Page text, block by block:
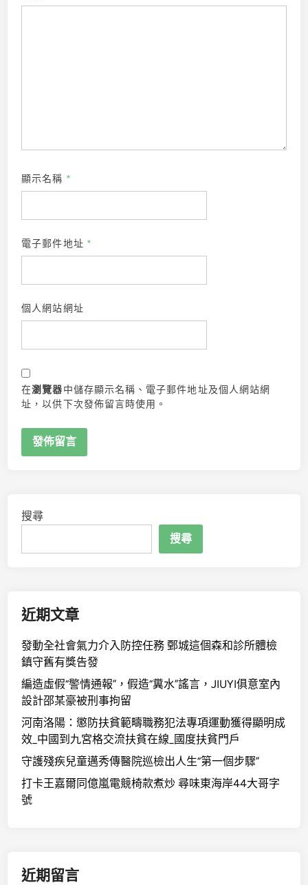
顯示名稱 *
電子郵件地址 *
個人網站網址
在瀏覽器中儲存顯示名稱、電子郵件地址及個人網站網
址，以供下次發佈留言時使用。
搜尋
搜尋
近期文章
發動全社會氣力介入防控任務 鄄城這個森和診所體檢
鎮守舊有獎告發
編造虛假“警情通報”，假造“糞水”謠言，JIUYI俱意室內
設計邵某豪被刑事拘留
河南洛陽：懲防扶貧範疇職務犯法專項運動獲得顯明成
效_中國到九宮格交流扶貧在線_國度扶貧門戶
守護殘疾兒童邁秀傳醫院巡檢出人生“第一個步驟”
打卡王嘉爾同億嵐電競椅款煮炒 尋味東海岸44大哥字
號
近期留言